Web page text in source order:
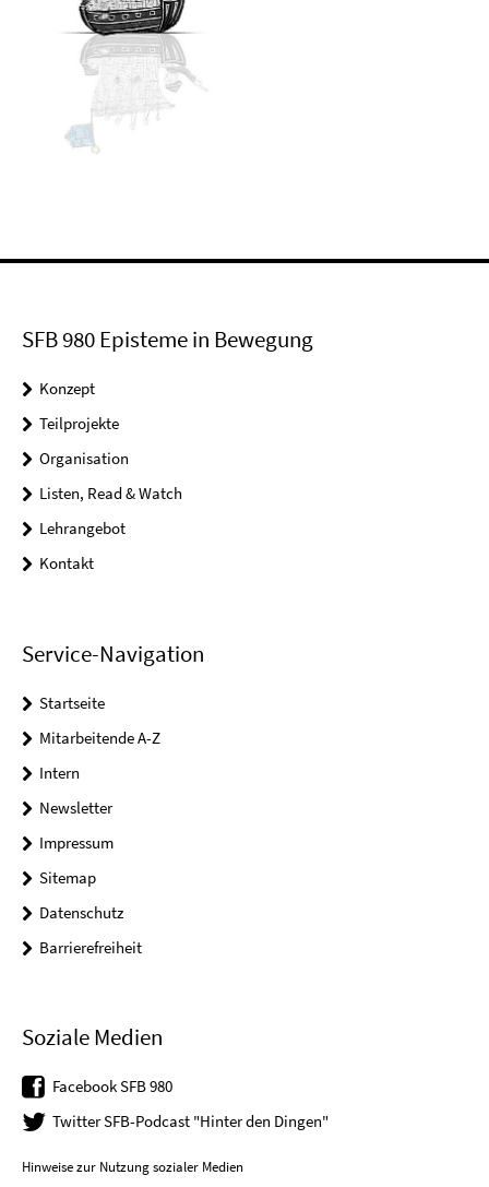
SFB 980 Episteme in Bewegung
Konzept
Teilprojekte
Organisation
Listen, Read & Watch
Lehrangebot
Kontakt
Service-Navigation
Startseite
Mitarbeitende A-Z
Intern
Newsletter
Impressum
Sitemap
Datenschutz
Barrierefreiheit
Soziale Medien
Facebook SFB 980
Twitter SFB-Podcast "Hinter den Dingen"
Hinweise zur Nutzung sozialer Medien